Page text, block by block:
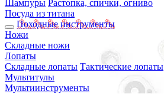
Шампуры Растопка, спички, огниво
Посуда из титана
Походные инструменты
Ножи
Складные ножи
Лопаты
Складные лопаты Тактические лопаты
Мультитулы
Мультиинструменты